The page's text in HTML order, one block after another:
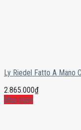
Ly Riedel Fatto A Mano
2.865.000₫
Mua ngay